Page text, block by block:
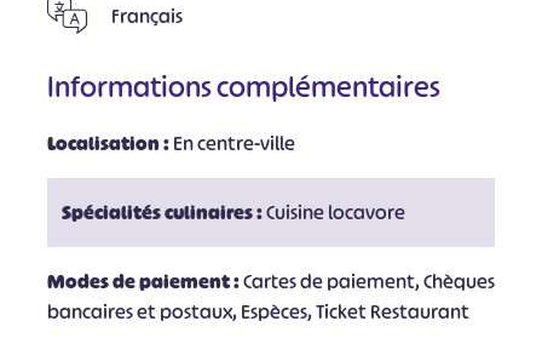
Français
Informations complémentaires
Localisation :En centre-ville
Spécialités culinaires :Cuisine locavore
Modes de paiement :Cartes de paiement, Chèques
bancaires et postaux, Espèces, Ticket Restaurant